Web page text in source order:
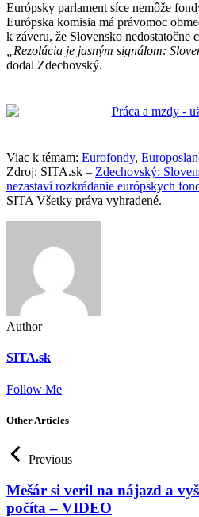
Európsky parlament síce nemôže
Európska komisia má právomoc
k záveru, že Slovensko nedostatočne
„Rezolúcia je jasným signálom:
dodal Zdechovský.
Viac k témam: Eurofondy,
Zdroj: SITA.sk – Zdechovský:
nezastaví rozkrádanie európskych
SITA Všetky práva vyhradené.
Author
SITA.sk
Follow Me
Other Articles
Previous
Mešár si veril na nájazd a
počíta – VIDEO